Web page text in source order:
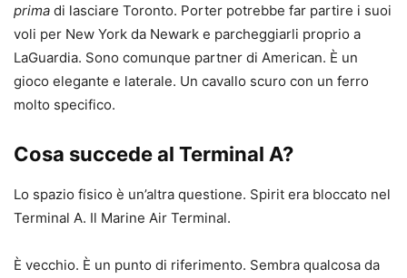
prima di lasciare Toronto. Porter potrebbe far partire i suoi
voli per New York da Newark e parcheggiarli proprio a
LaGuardia. Sono comunque partner di American. È un
gioco elegante e laterale. Un cavallo scuro con un ferro
molto specifico.
Cosa succede al Terminal A?
Lo spazio fisico è un’altra questione. Spirit era bloccato nel
Terminal A. Il Marine Air Terminal.
È vecchio. È un punto di riferimento. Sembra qualcosa da